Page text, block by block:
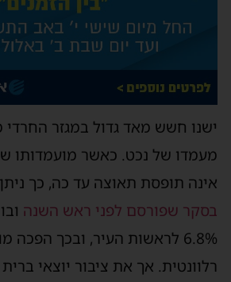
ישנו חשש מאד גדול במגזר
מעמדו של נכט. כאשר מועמדותו
אינה תופסת תאוצה עד כה, כך
בסקר שפורסם לפני ראש השנה
6.8% לראשות העיר, ובכך הפכה
רלוונטית. אך את ציבור יוצאי